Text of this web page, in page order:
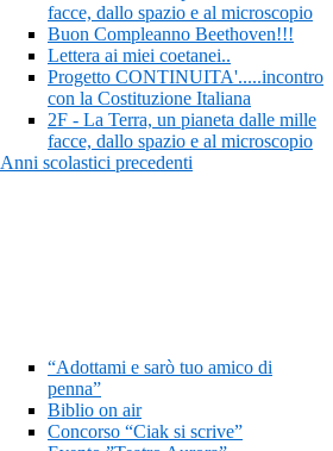
facce, dallo spazio e al microscopio
Buon Compleanno Beethoven!!!
Lettera ai miei coetanei..
Progetto CONTINUITA'.....incontro
con la Costituzione Italiana
2F - La Terra, un pianeta dalle mille
facce, dallo spazio e al microscopio
Anni scolastici precedenti
“Adottami e sarò tuo amico di
penna”
Biblio on air
Concorso “Ciak si scrive”